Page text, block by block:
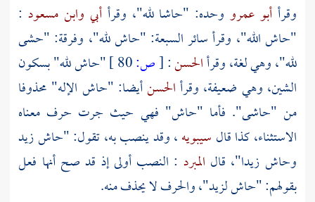
وقرأأبو عمرو وحده: "حاشا لله"، وقرأأبي وابن مسعود :
"حاش الله"، وقرأ سائر السبعة: "حاش لله"، وفرقة: "حشى
لله"، وهي لغة، وقرأالحسن:
[ص:
"حاش لله" بسكون
الشين، وهي ضعيفة، وقرأالحسنأيضا: "حاش الإله" محذوفا
من "حاشى". فأما "حاش" فهي حيث جرت حرف معناه
الاستثناء، كذا قال سيبويه، وقد ينصب به، تقول: "حاش زيد
وحاش زيدا"، قال المبرد : النصب أولى إذ قد صح أنها فعل
بقولهم: "حاش لزيد"، والحرف لا يحذف منه.